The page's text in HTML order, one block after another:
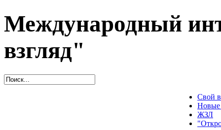
Международный
взгляд"
Свой
Новые
ЖЗЛ